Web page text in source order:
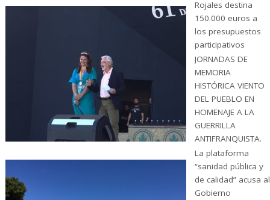
Rojales destina
150.000 euros a
los presupuestos
participativos
JORNADAS DE
MEMORIA
HISTÓRICA VIENTO
DEL PUEBLO EN
HOMENAJE A LA
GUERRILLA
ANTIFRANQUISTA.
La plataforma
“sanidad pública y
de calidad” acusa al
Gobierno